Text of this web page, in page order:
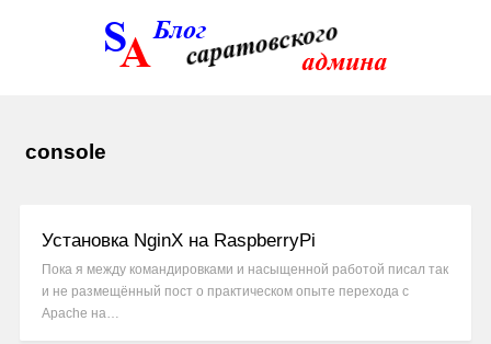
console
Установка NginX на RaspberryPi
Пока я между командировками и насыщенной работой писал так
и не размещённый пост о практическом опыте перехода с
Apache на…